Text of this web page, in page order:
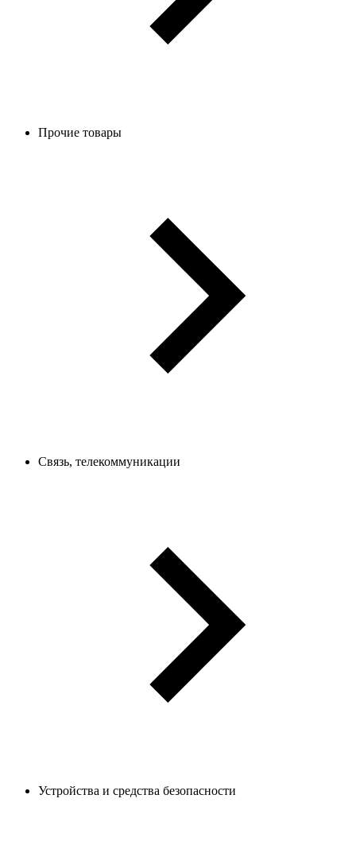
Прочие товары
Связь, телекоммуникации
Устройства и средства безопасности